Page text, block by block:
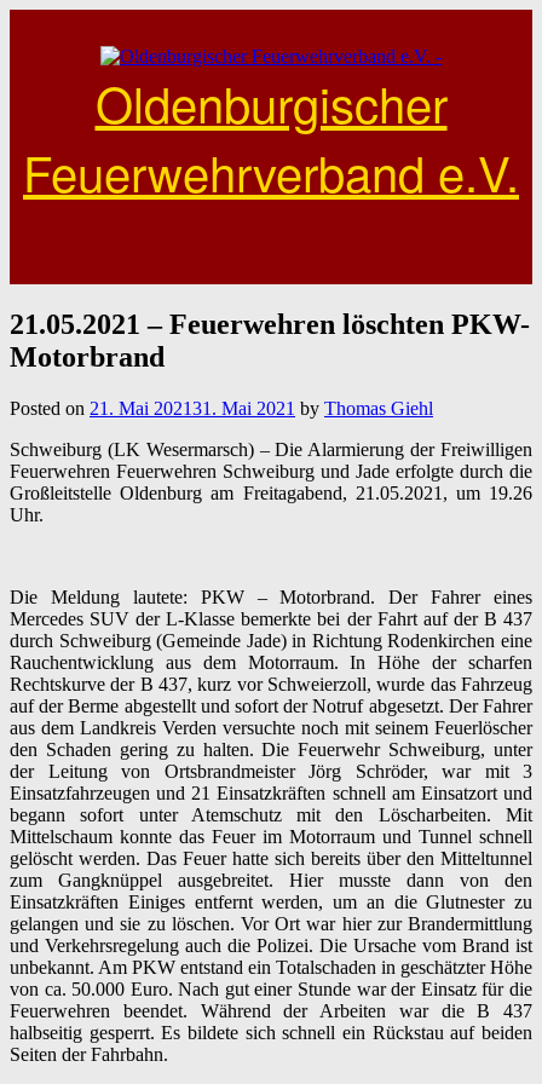
Oldenburgischer
Feuerwehrverband e.V.
21.05.2021 – Feuerwehren löschten PKW-
Motorbrand
Posted on 21. Mai 202131. Mai 2021 by Thomas Giehl
Schweiburg (LK Wesermarsch) – Die Alarmierung der Freiwilligen
Feuerwehren Feuerwehren Schweiburg und Jade erfolgte durch die
Großleitstelle Oldenburg am Freitagabend, 21.05.2021, um 19.26
Uhr.
Die Meldung lautete: PKW – Motorbrand. Der Fahrer eines
Mercedes SUV der L-Klasse bemerkte bei der Fahrt auf der B 437
durch Schweiburg (Gemeinde Jade) in Richtung Rodenkirchen eine
Rauchentwicklung aus dem Motorraum. In Höhe der scharfen
Rechtskurve der B 437, kurz vor Schweierzoll, wurde das Fahrzeug
auf der Berme abgestellt und sofort der Notruf abgesetzt. Der Fahrer
aus dem Landkreis Verden versuchte noch mit seinem Feuerlöscher
den Schaden gering zu halten. Die Feuerwehr Schweiburg, unter
der Leitung von Ortsbrandmeister Jörg Schröder, war mit 3
Einsatzfahrzeugen und 21 Einsatzkräften schnell am Einsatzort und
begann sofort unter Atemschutz mit den Löscharbeiten. Mit
Mittelschaum konnte das Feuer im Motorraum und Tunnel schnell
gelöscht werden. Das Feuer hatte sich bereits über den Mitteltunnel
zum Gangknüppel ausgebreitet. Hier musste dann von den
Einsatzkräften Einiges entfernt werden, um an die Glutnester zu
gelangen und sie zu löschen. Vor Ort war hier zur Brandermittlung
und Verkehrsregelung auch die Polizei. Die Ursache vom Brand ist
unbekannt. Am PKW entstand ein Totalschaden in geschätzter Höhe
von ca. 50.000 Euro. Nach gut einer Stunde war der Einsatz für die
Feuerwehren beendet. Während der Arbeiten war die B 437
halbseitig gesperrt. Es bildete sich schnell ein Rückstau auf beiden
Seiten der Fahrbahn.